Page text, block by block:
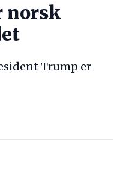
norsk
Trump er